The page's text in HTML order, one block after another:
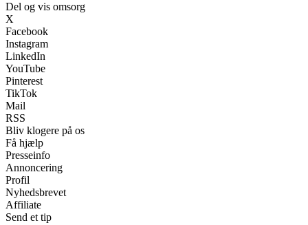
Del og vis omsorg
X
Facebook
Instagram
LinkedIn
YouTube
Pinterest
TikTok
Mail
RSS
Bliv klogere på os
Få hjælp
Presseinfo
Annoncering
Profil
Nyhedsbrevet
Affiliate
Send et tip